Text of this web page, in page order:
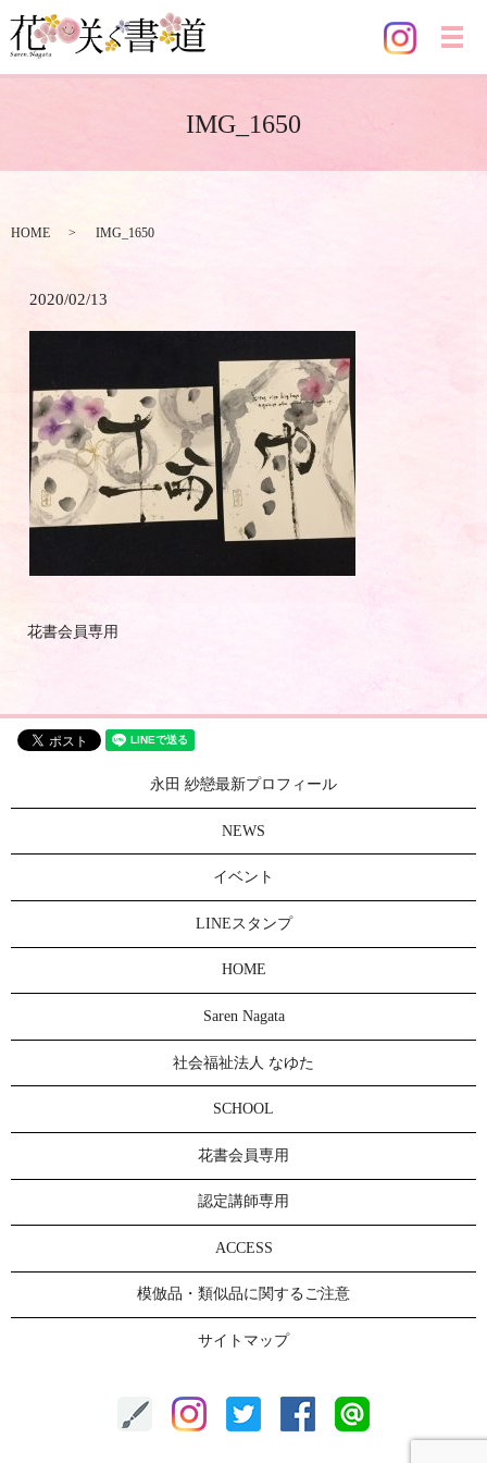
メ
IMG_1650
HOME IMG_1650
2020/02/13
花書会員専用
永田 紗戀最新プロフィール
NEWS
イベント
LINEスタンプ
HOME
Saren Nagata
社会福祉法人 なゆた
SCHOOL
花書会員専用
認定講師専用
ACCESS
模倣品・類似品に関するご注意
サイトマップ